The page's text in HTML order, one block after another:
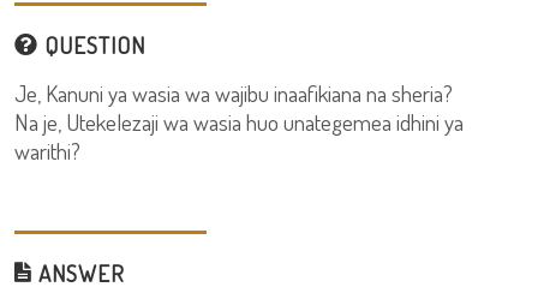
QUESTION
Je, Kanuni ya wasia wa wajibu inaafikiana na sheria?
Na je, Utekelezaji wa wasia huo unategemea idhini ya
warithi?
ANSWER